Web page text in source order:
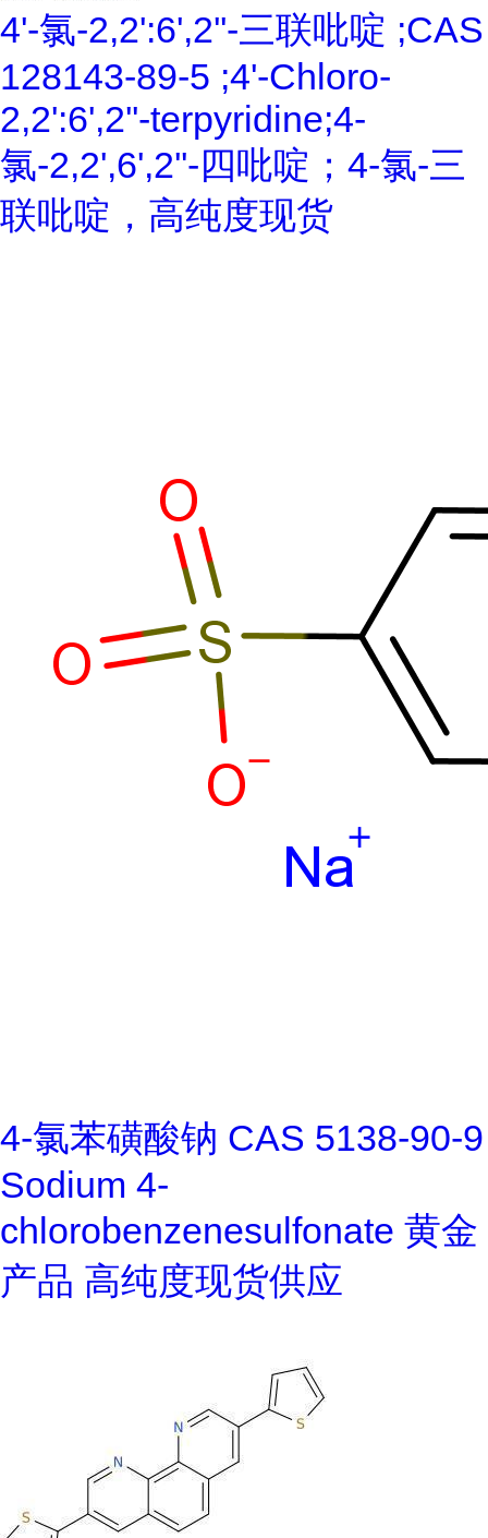
4'-氯-2,2':6',2''-三联吡啶 ;CAS
128143-89-5 ;4'-Chloro-
2,2':6',2''-terpyridine;4-
氯-2,2',6',2''-四吡啶；4-氯-三
联吡啶，高纯度现货
4-氯苯磺酸钠 CAS 5138-90-9
Sodium 4-
chlorobenzenesulfonate 黄金
产品 高纯度现货供应